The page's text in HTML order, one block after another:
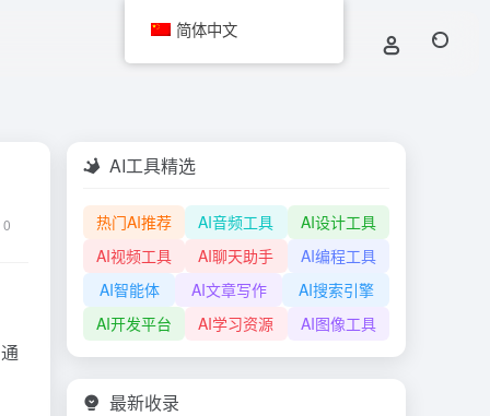
0
AI工具精选
热门AI推荐 AI音频工具
AI设计工具
AI视频工具
AI聊天助手
AI编程工具
AI智能体
AI文章写作
AI搜索引擎
AI开发平台
AI学习资源 AI图像工具
最新收录
简体中文